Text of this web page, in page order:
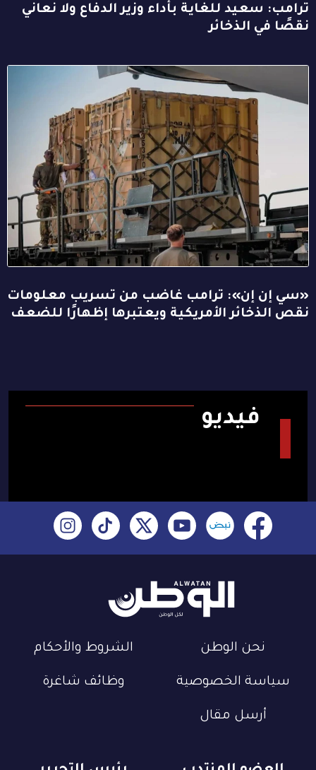
ترامب: سعيد للغاية بأداء وزير الدفاع ولا نعاني
نقصًا في الذخائر
«سي إن إن»: ترامب غاضب من تسريب معلومات
نقص الذخائر الأمريكية ويعتبرها إظهارًا للضعف
فيديو
نحن الوطن الشروط والأحكام
سياسة الخصوصية وظائف شاغرة
أرسل مقال